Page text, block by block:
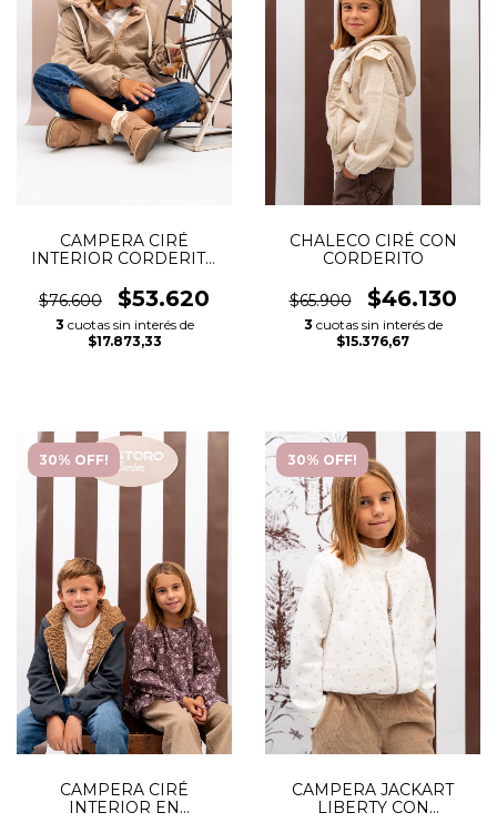
CAMPERA CIRÉ
INTERIOR CORDERITO
$76.600
$53.620
3 cuotas sin interés de
$17.873,33
CHALECO CIRÉ CON
CORDERITO
$65.900 $46.130
3 cuotas sin interés de
$15.376,67
30% OFF!
CAMPERA CIRÉ
INTERIOR EN
30% OFF!
CAMPERA JACKART
LIBERTY CON